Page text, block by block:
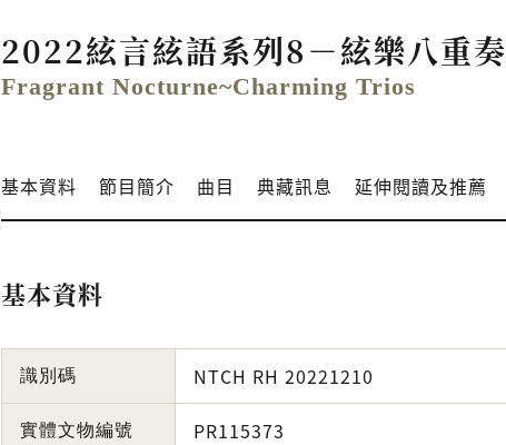
2022絃言絃語系列8－絃樂八重奏
Fragrant Nocturne~Charming Trios
基本資料 節目簡介 曲目 典藏訊息 延伸閱讀及推薦
基本資料
識別碼 NTCH RH 20221210
實體文物編號 PR115373